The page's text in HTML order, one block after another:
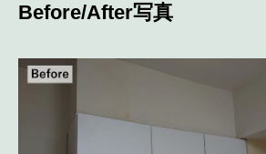
Before/After写真